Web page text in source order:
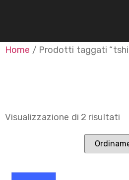
Home / Prodotti taggati
Visualizzazione di 2 risultati